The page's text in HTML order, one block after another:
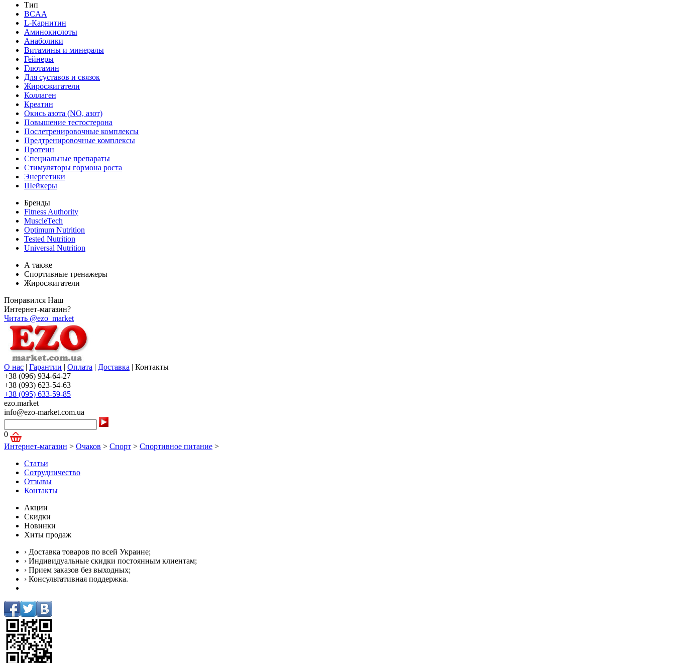
Тип
BCAA
L-Карнитин
Аминокислоты
Анаболики
Витамины и минералы
Гейнеры
Глютамин
Для суставов и связок
Жиросжигатели
Коллаген
Креатин
Окись азота (NO, азот)
Повышение тестостерона
Послетренировочные комплексы
Предтренировочные комплексы
Протеин
Специальные препараты
Стимуляторы гормона роста
Энергетики
Шейкеры
Бренды
Fitness Authority
MuscleTech
Optimum Nutrition
Tested Nutrition
Universal Nutrition
А также
Спортивные тренажеры
Жиросжигатели
Понравился Наш
Интернет-магазин?
Читать @ezo_market
О нас | Гарантии | Оплата | Доставка | Контакты
+38 (096) 934-64-27
+38 (093) 623-54-63
+38 (095) 633-59-85
ezo.market
info@ezo-market.com.ua
0
Интернет-магазин > Очаков > Спорт > Спортивное питание >
Статьи
Сотрудничество
Отзывы
Контакты
Акции
Скидки
Новинки
Хиты продаж
› Доставка товаров по всей Украине;
› Индивидуальные скидки постоянным клиентам;
› Прием заказов без выходных;
› Консультативная поддержка.